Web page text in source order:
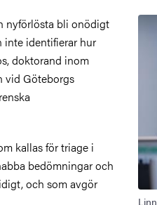
Bild
nyförlösta bli onödigt
inte identifierar hur
doktorand inom
vid Göteborgs
kallas för triage i
bedömningar och
och som avgör